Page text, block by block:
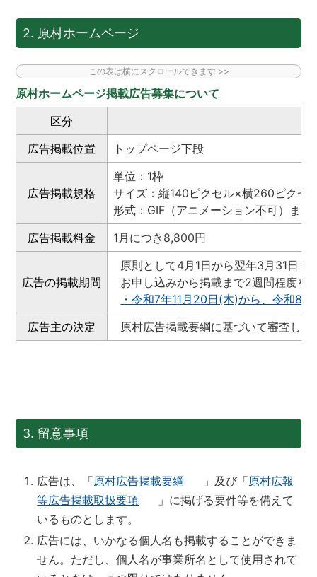
2. 原村ホームページ
原村ホームページ掲載広告募集について
区分
広告掲載位置
トップページ下段
広告掲載規格
単位：1枠
サイズ：縦140ピクセル×横260ピクセ
形式：GIF（アニメーション不可）また
広告掲載料金
1月につき8,800円
広告の掲載期間
原則として4月1日から翌年3月31日ま
お申し込みから掲載まで2週間程度を
・令和7年11月20日(木)から、令和8
広告主の決定
原村広告掲載要綱に基づいて審査し
3. 留意事項
広告は、「原村広告掲載要綱 」及び「原村広報
等広告掲載取扱要項
」に掲げる要件等を備えて
いるものとします。
広告には、いかなる個人名も掲載することができま
せん。ただし、個人名が事業所名として使用されて